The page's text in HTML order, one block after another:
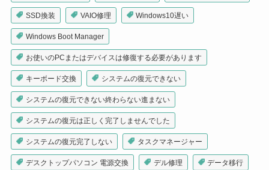
SSD換装 VAIO修理 Windows10遅い
Windows Boot Manager
お使いのPCまたはデバイスは修復する必要があります
キーボード交換 システムの復元できない
システムの復元できない終わらない進まない
システムの復元は正しく完了しませんでした
システムの復元完了しない タスクマネージャー
デスクトップパソコン 電源交換 デル修理 データ移行